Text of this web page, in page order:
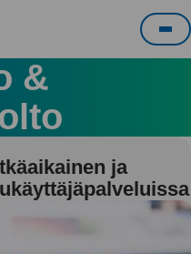
&
ja